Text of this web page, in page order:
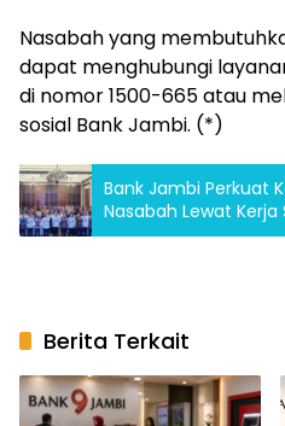
Nasabah yang
dapat menghubungi
di nomor 1500-665 atau
sosial Bank Jambi. (*)
Bank Jambi Perkuat
Nasabah Lewat
ASBANDA dan BSSN
Berita Terkait